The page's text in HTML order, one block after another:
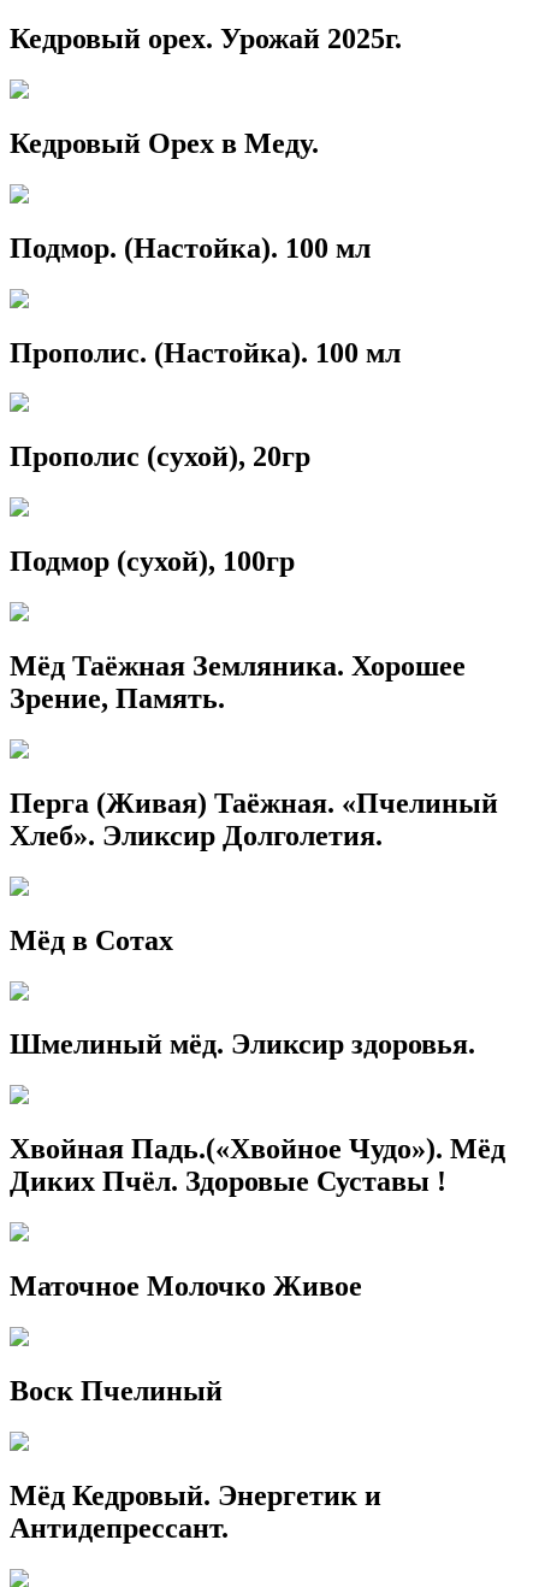
Кедровый орех. Урожай 2025г.
Кедровый Орех в Меду.
Подмор. (Настойка). 100 мл
Прополис. (Настойка). 100 мл
Прополис (сухой), 20гр
Подмор (сухой), 100гр
Мёд Таёжная Земляника. Хорошее
Зрение, Память.
Перга (Живая) Таёжная. «Пчелиный
Хлеб». Эликсир Долголетия.
Мёд в Сотах
Шмелиный мёд. Эликсир здоровья.
Хвойная Падь.(«Хвойное Чудо»). Мёд
Диких Пчёл. Здоровые Суставы !
Маточное Молочко Живое
Воск Пчелиный
Мёд Кедровый. Энергетик и
Антидепрессант.